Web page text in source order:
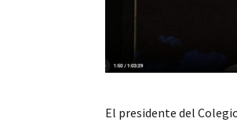
El presidente del